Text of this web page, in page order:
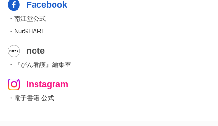
Facebook
・南江堂公式
・NurSHARE
note
・『がん看護』編集室
Instagram
・電子書籍 公式